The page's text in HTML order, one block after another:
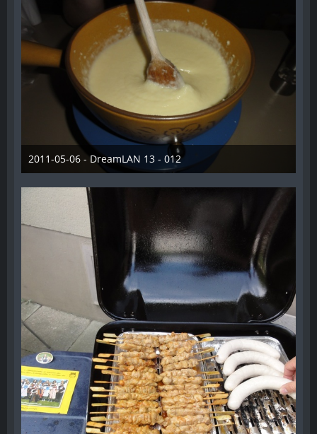
2011-05-06 - DreamLAN 13 - 012
28. Dezember 2012